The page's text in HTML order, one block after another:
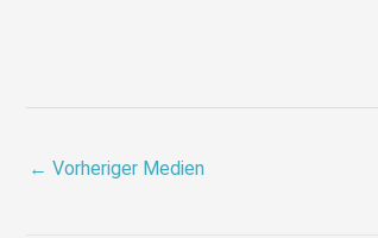
← Vorheriger Medien